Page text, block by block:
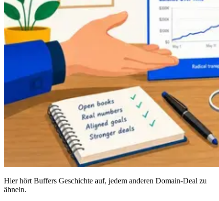
Hier hört Buffers Geschichte auf, jedem anderen Domain-Deal zu
ähneln.